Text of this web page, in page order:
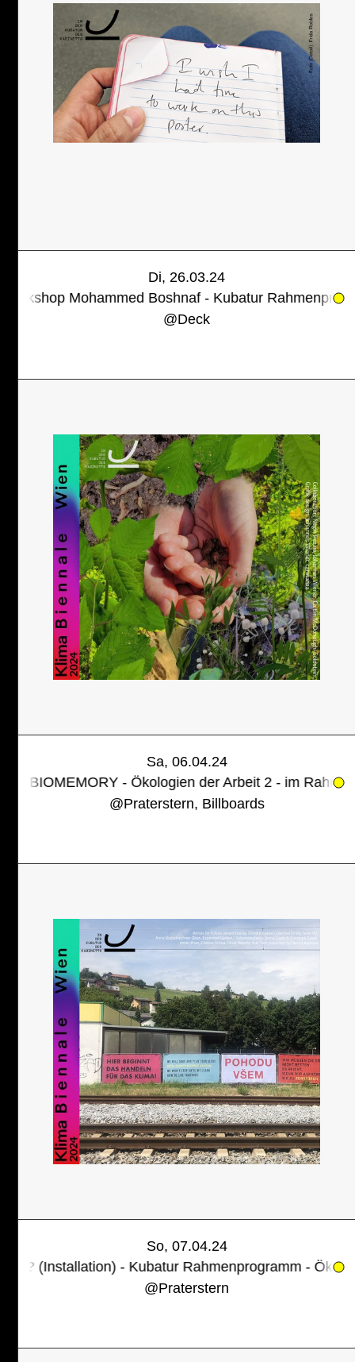
Di, 26.03.24
Boshnaf - Kubatur Rahmenprogramm
Art
@Deck
Sa, 06.04.24
- Ökologien der Arbeit 2 - im Rahmen der Klima
@Praterstern, Billboards
So, 07.04.24
- Kubatur Rahmenprogramm - Ökologien der
@Praterstern